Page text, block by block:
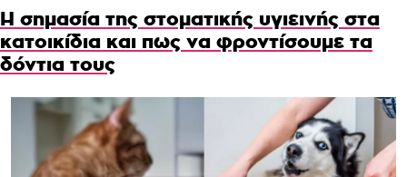
Η σημασία της στοματικής υγιεινής στα
κατοικίδια και πως να φροντίσουμε τα
δόντια τους